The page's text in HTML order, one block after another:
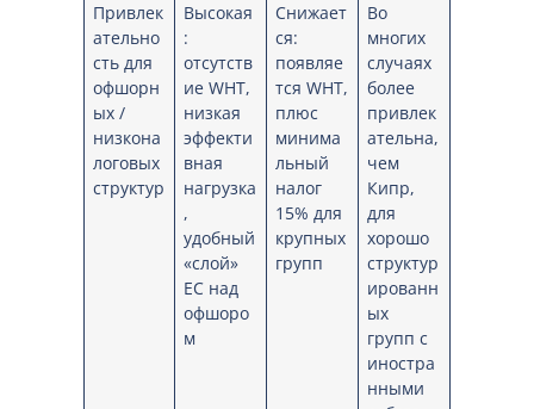
Привлек
ательно
сть для
офшорн
ых /
низкона
логовых
структур
Высокая
:
отсутств
ие WHT,
низкая
эффекти
вная
нагрузка
,
удобный
«слой»
ЕС над
офшоро
м
Снижает
ся:
появляе
тся WHT,
плюс
минима
льный
налог
15% для
крупных
групп
Во
многих
случаях
более
привлек
ательна,
чем
Кипр,
для
хорошо
структур
ированн
ых
групп с
иностра
нными